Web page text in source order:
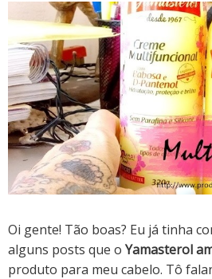
Oi gente! Tão boas? Eu já tinha
alguns posts que o Yamasterol
produto para meu cabelo. Tô